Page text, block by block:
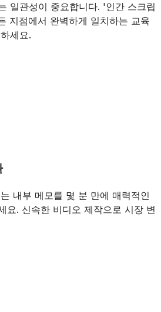
일관성이 중요합니다. '인간 스크립
지점에서 완벽하게 일치하는 교육
세요.
내부 메모를 몇 분 만에 매력적인
요. 신속한 비디오 제작으로 시장 변